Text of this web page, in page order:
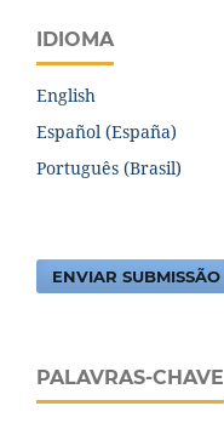
IDIOMA
English
Español (España)
Português (Brasil)
ENVIAR SUBMISSÃO
PALAVRAS-CHAVE